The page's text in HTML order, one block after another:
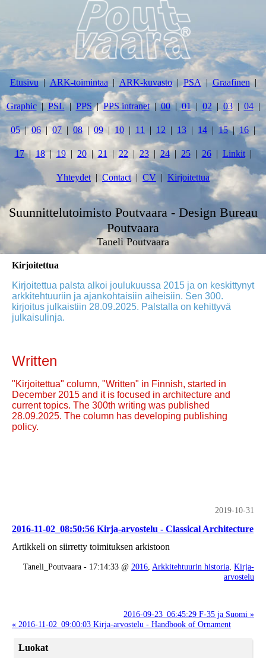
Etusivu ARK-toimintaa ARK-kuvasto PSA Graafinen
Graphic PSL PPS PPS intranet 00 01 02 03 04
05 06 07 08 09 10 11 12 13 14 15 16
17 18 19 20 21 22 23 24 25 26 Linkit
Yhteydet Contact CV Kirjoitettua
Suunnittelutoimisto Poutvaara - Design Bureau
Poutvaara
Taneli Poutvaara
Kirjoitettua
Kirjoitettua palsta alkoi joulukuussa 2015 ja on keskittynyt
arkkitehtuuriin ja ajankohtaisiin aiheisiin. Sen 300.
kirjoitus julkaistiin 28.09.2025. Palstalla on kehittyvä
julkaisulinja.
Written
"Kirjoitettua" column, "Written" in Finnish, started in
December 2015 and it is focused in architecture and
current topics. The 300th writing was published
28.09.2025. The column has developing publishing
policy.
2019-10-31
2016-11-02_08:50:56 Kirja-arvostelu - Classical Architecture
Artikkeli on siirretty toimituksen arkistoon
Taneli_Poutvaara - 17:14:33 @ 2016 Arkkitehtuurin historia Kirja-
arvostelu
2016-09-23_06:45:29 F-35 ja Suomi »
« 2016-11-02_09:00:03 Kirja-arvostelu - Handbook of Ornament
Luokat